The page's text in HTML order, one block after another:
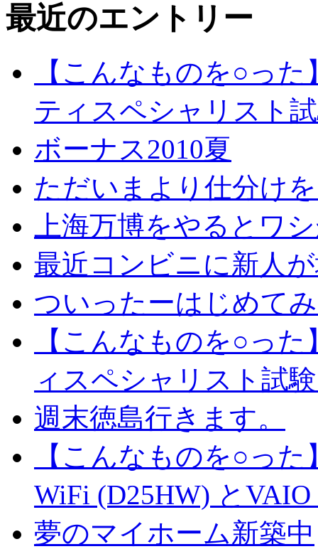
最近のエントリー
【こんなものを○っ
ティスペシャリスト
ボーナス2010夏
ただいまより仕分け
上海万博をやるとワ
最近コンビニに新人
ついったーはじめて
【こんなものを○っ
ィスペシャリスト試
週末徳島行きます。
【こんなものを○っ
WiFi (D25HW) とVAIO
夢のマイホーム新築中